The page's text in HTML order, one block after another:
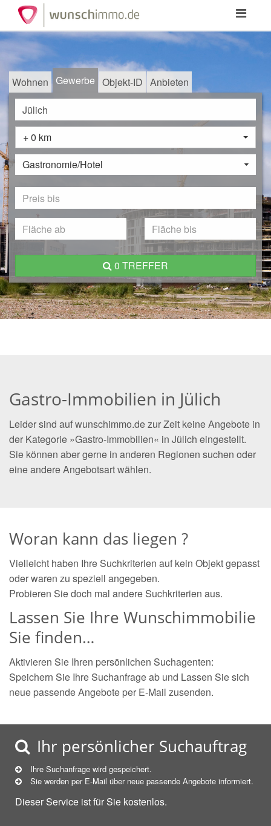
Toggle
Wohnen Gewerbe Objekt-ID Anbieten
+ 0 km
Gastronomie/Hotel
0 TREFFER
Gastro-Immobilien in Jülich
Leider sind auf wunschimmo.de zur Zeit keine Angebote in
der Kategorie »Gastro-Immobilien« in Jülich eingestellt.
Sie können aber gerne in anderen Regionen suchen oder
eine andere Angebotsart wählen.
Woran kann das liegen ?
Vielleicht haben Ihre Suchkriterien auf kein Objekt gepasst
oder waren zu speziell angegeben.
Probieren Sie doch mal andere Suchkriterien aus.
Lassen Sie Ihre Wunschimmobilie
Sie finden…
Aktivieren Sie Ihren persönlichen Suchagenten:
Speichern Sie Ihre Suchanfrage ab und Lassen Sie sich
neue passende Angebote per E-Mail zusenden.
Ihr persönlicher Suchauftrag
Ihre Suchanfrage wird gespeichert.
Sie werden per E-Mail über neue passende Angebote informiert.
Dieser Service ist für Sie kostenlos.